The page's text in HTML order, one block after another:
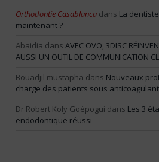
Orthodontie Casablanca dans La
maintenant ?
Abaidia dans AVEC OVO, 3DISC
AUSSI UN OUTIL DE COMMUNICATION
Bouadjil mustapha dans Nouveaux
charge des patients sous
Dr Robert Koly Goépogui dans Les 3
endodontique réussi